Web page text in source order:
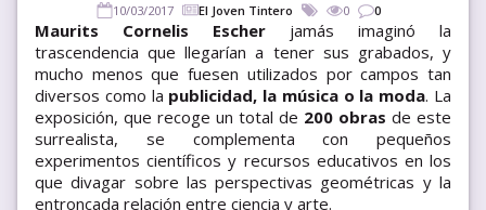
10/03/2017 El Joven Tintero 0 0
Maurits Cornelis Escher jamás imaginó la
trascendencia que llegarían a tener sus grabados, y
mucho menos que fuesen utilizados por campos tan
diversos como la publicidad, la música o la moda. La
exposición, que recoge un total de 200 obras de este
surrealista, se complementa con pequeños
experimentos científicos y recursos educativos en los
que divagar sobre las perspectivas geométricas y la
entroncada relación entre ciencia y arte.